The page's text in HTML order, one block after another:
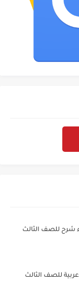
شرح للصف الثالث
للصف الثالث